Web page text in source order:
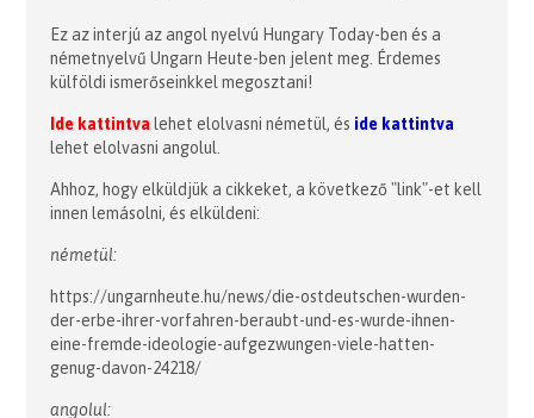
Ez az interjú az angol nyelvú Hungary Today-ben és a
németnyelvű Ungarn Heute-ben jelent meg. Érdemes
külföldi ismerőseinkkel megosztani!
Ide kattintva lehet elolvasni németül, és ide kattintva
lehet elolvasni angolul.
Ahhoz, hogy elküldjük a cikkeket, a következő "link"-et kell
innen lemásolni, és elküldeni:
németül:
https://ungarnheute.hu/news/die-ostdeutschen-wurden-
der-erbe-ihrer-vorfahren-beraubt-und-es-wurde-ihnen-
eine-fremde-ideologie-aufgezwungen-viele-hatten-
genug-davon-24218/
angolul: